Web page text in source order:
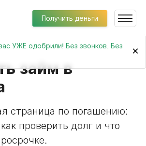
Получить деньги
УЖЕ одобрили! Без звонков. Без
×
займ в
страница по погашению:
проверить долг и что